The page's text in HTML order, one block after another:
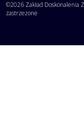
©2026 Zakład Doskonalenia
zastrzeżone